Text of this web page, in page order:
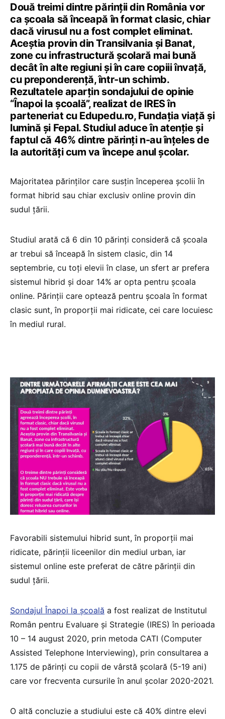
Două treimi dintre părinții din România vor
ca școala să înceapă în format clasic, chiar
dacă virusul nu a fost complet eliminat.
Aceștia provin din Transilvania și Banat,
zone cu infrastructură școlară mai bună
decât în alte regiuni și în care copiii învață,
cu preponderență, într-un schimb.
Rezultatele aparțin sondajului de opinie
“Înapoi la școală”, realizat de IRES în
parteneriat cu Edupedu.ro, Fundația viață și
lumină și Fepal. Studiul aduce în atenție și
faptul că 46% dintre părinți n-au înțeles de
la autorități cum va începe anul școlar.
Majoritatea părinților care susțin începerea școlii în
format hibrid sau chiar exclusiv online provin din
sudul țării.
Studiul arată că 6 din 10 părinți consideră că școala
ar trebui să înceapă în sistem clasic, din 14
septembrie, cu toți elevii în clase, un sfert ar prefera
sistemul hibrid și doar 14% ar opta pentru școala
online. Părinții care optează pentru școala în format
clasic sunt, în proporții mai ridicate, cei care locuiesc
în mediul rural.
Favorabili sistemului hibrid sunt, în proporții mai
ridicate, părinții liceenilor din mediul urban, iar
sistemul online este preferat de către părinții din
sudul țării.
Sondajul Înapoi la școală a fost realizat de Institutul
Român pentru Evaluare și Strategie (IRES) în perioada
10 – 14 august 2020, prin metoda CATI (Computer
Assisted Telephone Interviewing), prin consultarea a
1.175 de părinți cu copii de vârstă școlară (5-19 ani)
care vor frecventa cursurile în anul școlar 2020-2021.
O altă concluzie a studiului este că 40% dintre elevi